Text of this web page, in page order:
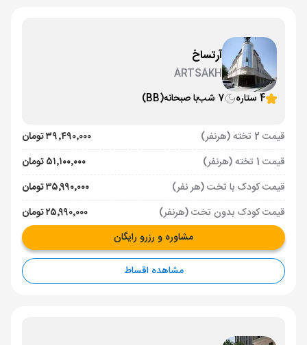
آرتساخ
ARTSAKH
4 ستاره
7 شب با صبحانه(BB)
قیمت 2 تخته (هرنفر)
۳۹٬۴۹۰٬۰۰۰ تومان
قیمت 1 تخته (هرنفر)
۵۱٬۱۰۰٬۰۰۰ تومان
قیمت کودک با تخت (هر نفر)
۳۵٬۹۹۰٬۰۰۰ تومان
قیمت کودک بدون تخت (هرنفر)
۲۵٬۹۹۰٬۰۰۰ تومان
مشاوره و رزرو رایگان
مشاهده اقساط